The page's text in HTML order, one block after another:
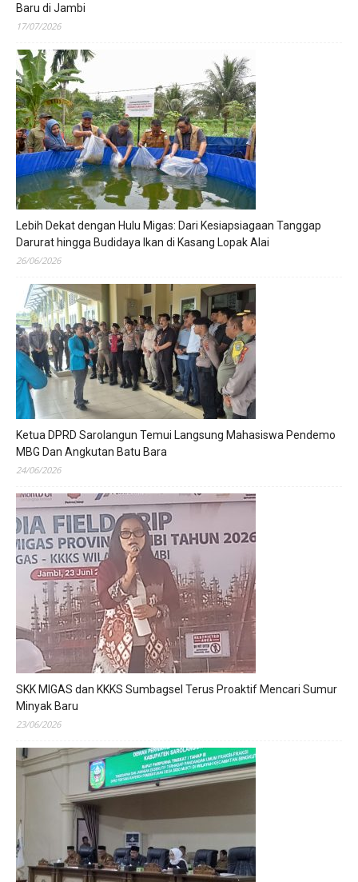
Baru di Jambi
17/07/2026
Lebih Dekat dengan Hulu Migas: Dari Kesiapsiagaan Tanggap
Darurat hingga Budidaya Ikan di Kasang Lopak Alai
26/06/2026
Ketua DPRD Sarolangun Temui Langsung Mahasiswa Pendemo
MBG Dan Angkutan Batu Bara
24/06/2026
SKK MIGAS dan KKKS Sumbagsel Terus Proaktif Mencari Sumur
Minyak Baru
23/06/2026